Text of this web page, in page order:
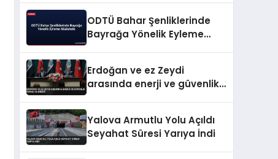
ODTÜ Bahar Şenliklerinde
Bayrağa Yönelik Eyleme
Erdoğan ve ez Zeydi
arasında enerji ve güvenlik
Yalova Armutlu Yolu Açıldı
Seyahat Süresi Yarıya İndi